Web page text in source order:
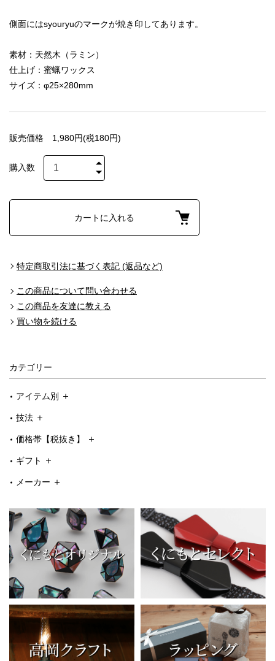
側面にはsyouryuのマークが焼き印してあります。
素材：天然木（ラミン）
仕上げ：蜜蝋ワックス
サイズ：φ25×280mm
販売価格 1,980円(税180円)
購入数
カートに入れる
特定商取引法に基づく表記 (返品など)
この商品について問い合わせる
この商品を友達に教える
買い物を続ける
カテゴリー
アイテム別
技法
価格帯【税抜き】
ギフト
メーカー